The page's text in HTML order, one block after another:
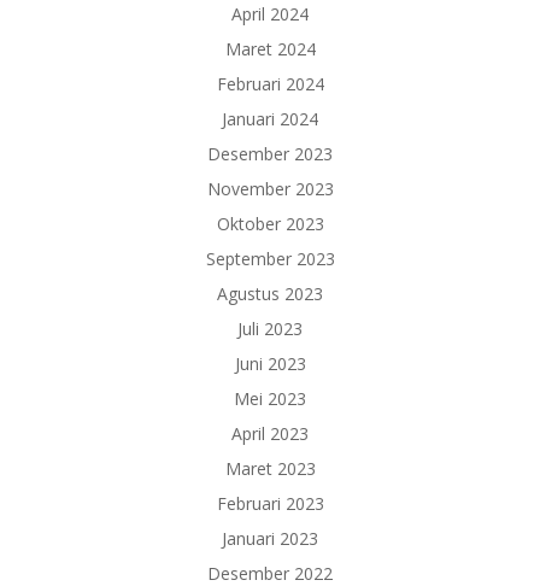
April 2024
Maret 2024
Februari 2024
Januari 2024
Desember 2023
November 2023
Oktober 2023
September 2023
Agustus 2023
Juli 2023
Juni 2023
Mei 2023
April 2023
Maret 2023
Februari 2023
Januari 2023
Desember 2022